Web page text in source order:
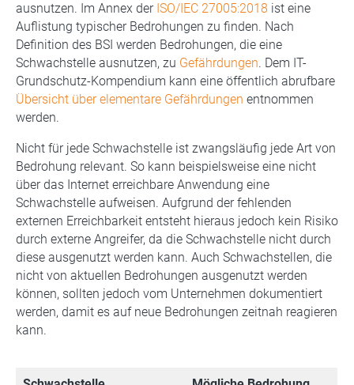
ausnutzen. Im Annex der ISO/IEC 27005:2018 ist eine
Auflistung typischer Bedrohungen zu finden. Nach
Definition des BSI werden Bedrohungen, die eine
Schwachstelle ausnutzen, zu Gefährdungen. Dem IT-
Grundschutz-Kompendium kann eine öffentlich abrufbare
Übersicht über elementare Gefährdungen entnommen
werden.
Nicht für jede Schwachstelle ist zwangsläufig jede Art von
Bedrohung relevant. So kann beispielsweise eine nicht
über das Internet erreichbare Anwendung eine
Schwachstelle aufweisen. Aufgrund der fehlenden
externen Erreichbarkeit entsteht hieraus jedoch kein Risiko
durch externe Angreifer, da die Schwachstelle nicht durch
diese ausgenutzt werden kann. Auch Schwachstellen, die
nicht von aktuellen Bedrohungen ausgenutzt werden
können, sollten jedoch vom Unternehmen dokumentiert
werden, damit es auf neue Bedrohungen zeitnah reagieren
kann.